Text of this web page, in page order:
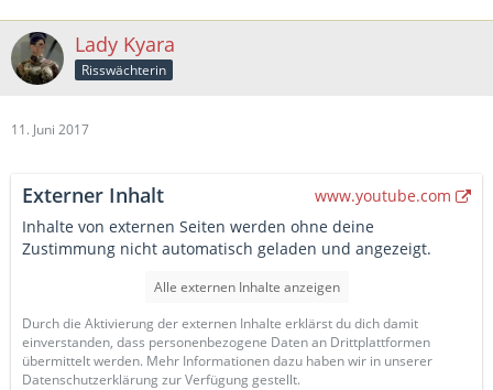
Lady Kyara
Risswächterin
11. Juni 2017
Externer Inhalt
www.youtube.com
Inhalte von externen Seiten werden ohne deine
Zustimmung nicht automatisch geladen und angezeigt.
Alle externen Inhalte anzeigen
Durch die Aktivierung der externen Inhalte erklärst du dich damit
einverstanden, dass personenbezogene Daten an Drittplattformen
übermittelt werden. Mehr Informationen dazu haben wir in unserer
Datenschutzerklärung zur Verfügung gestellt.